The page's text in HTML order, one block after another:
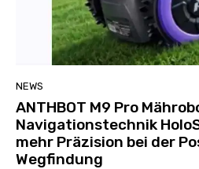
NEWS
ANTHBOT M9 Pro
Navigationstechnik
mehr Präzision bei der
Wegfindung